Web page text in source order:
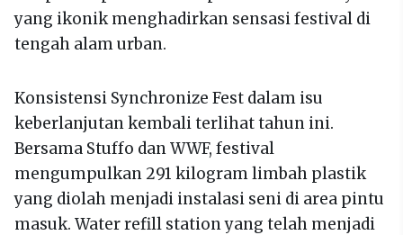
yang ikonik menghadirkan sensasi festival di
tengah alam urban.
Konsistensi Synchronize Fest dalam isu
keberlanjutan kembali terlihat tahun ini.
Bersama Stuffo dan WWF, festival
mengumpulkan 291 kilogram limbah plastik
yang diolah menjadi instalasi seni di area pintu
masuk. Water refill station yang telah menjadi